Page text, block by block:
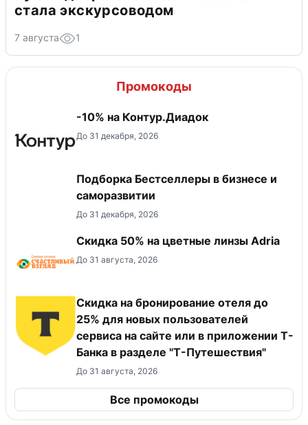
стала экскурсоводом
7 августа 1
Промокоды
-10% на Контур.Диадок
До 31 декабря, 2026
Подборка Бестселлеры в бизнесе и
саморазвитии
До 31 декабря, 2026
Скидка 50% на цветные линзы Adria
До 31 августа, 2026
Скидка на бронирование отеля до
25% для новых пользователей
сервиса на сайте или в приложении Т-
Банка в разделе "Т-Путешествия"
До 31 августа, 2026
Все промокоды